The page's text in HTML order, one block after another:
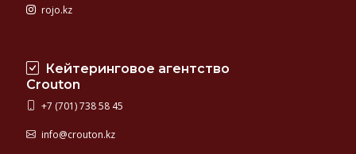
rojo.kz
Кейтеринговое агентство
Crouton
+7 (701) 738 58 45
info@crouton.kz